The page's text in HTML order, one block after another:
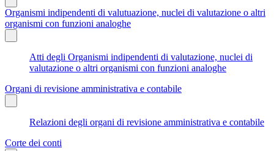
Organismi indipendenti di valutuazione, nuclei di valutazione o altri
organismi con funzioni analoghe
Atti degli Organismi indipendenti di valutazione, nuclei di
valutazione o altri organismi con funzioni analoghe
Organi di revisione amministrativa e contabile
Relazioni degli organi di revisione amministrativa e contabile
Corte dei conti